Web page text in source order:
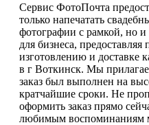
Сервис ФотоПочта
только напечатать
фотографии с рамкой, но и
для бизнеса,
изготовлению и доставке
в г Воткинск. Мы
заказ был выполнен на
кратчайшие сроки. Не
оформить заказ прямо
любимым воспоминаниям